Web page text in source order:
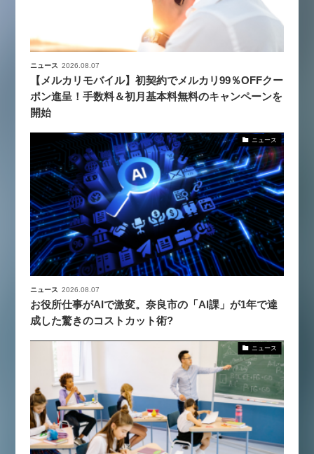
ニュース 2026.08.07
【メルカリモバイル】初契約でメルカリ99％OFFクー
ポン進呈！手数料＆初月基本料無料のキャンペーンを
開始
ニュース
ニュース 2026.08.07
お役所仕事がAIで激変。奈良市の「AI課」が1年で達
成した驚きのコストカット術?
ニュース